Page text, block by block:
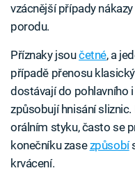
vzácnější případy
porodu.
Příznaky jsoučetné, a
případě přenosu
dostávají do pohlavního
způsobují hnisání
orálním styku, často se
konečníku zasezpůsobí
krvácení.